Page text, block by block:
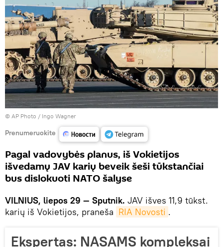
© AP Photo / Ingo Wagner
Prenumeruokite
Pagal vadovybės planus, iš Vokietijos
išvedamų JAV karių beveik šeši tūkstančiai
bus dislokuoti NATO šalyse
VILNIUS, liepos 29 — Sputnik. JAV išves 11,9 tūkst.
karių iš Vokietijos, praneša RIA Novosti .
Ekspertas: NASAMS kompleksai